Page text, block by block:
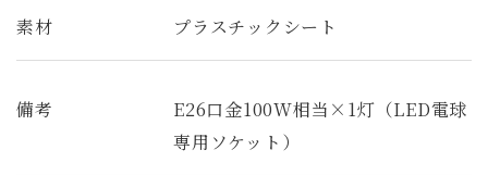
素材 プラスチックシート
備考
E26口金100W相当×1灯（LED電球
専用ソケット）